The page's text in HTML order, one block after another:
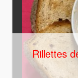
Rillettes